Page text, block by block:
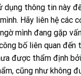
dụng thông tin này
Hãy liên hệ các
mình đang gặp
bố liên quan đến
được thẩm định
cũng như không